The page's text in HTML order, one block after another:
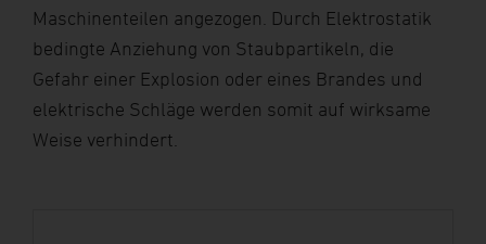
Maschinenteilen angezogen. Durch Elektrostatik
bedingte Anziehung von Staubpartikeln, die
Gefahr einer Explosion oder eines Brandes und
elektrische Schläge werden somit auf wirksame
Weise verhindert.